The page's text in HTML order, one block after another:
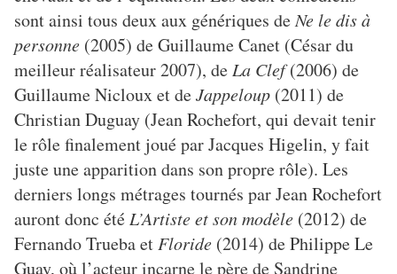
sont ainsi tous deux aux génériques deNe le dis à
personne (2005) de Guillaume Canet (César du
meilleur réalisateur 2007), de La Clef(2006) de
Guillaume Nicloux et deJappeloup (2011) de
Christian Duguay (Jean Rochefort, qui devait tenir
le rôle finalement joué par Jacques Higelin, y fait
juste une apparition dans son propre rôle). Les
derniers longs métrages tournés par Jean Rochefort
auront donc été L’Artiste et son modèle (2012) de
Fernando Trueba et Floride (2014) de Philippe Le
Guay, où l’acteur incarne le père de Sandrine